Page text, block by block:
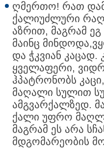
ღმერთო! რათ
ქალიუძლური
აზრით, მაგრამ
მაინც
და ჭკვიან კაცად.
ყველაფერი,
ჰპატრონობს
მაღალი სულით
ამგვარქალზედ.
ქალი უფრო
მაგრამ ეს არა
მდგომარეობის